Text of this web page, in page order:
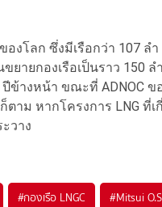
องโลก ซึ่งมีเรือกว่า 107 ล
ายกองเรือเป็นราว 150 ล
ข้างหน้า ขณะที่ ADNOC ข
ตาม หากโครงการ LNG ที่
วาง
#กองเรือ LNGC #Mitsui